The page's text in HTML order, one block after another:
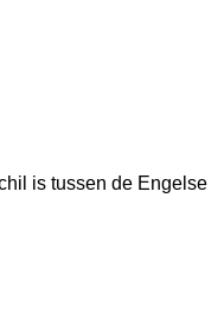
is tussen de Engelse